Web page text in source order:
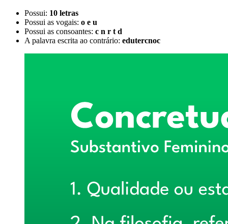
Possui: 10 letras
Possui as vogais: o e u
Possui as consoantes: c n r t d
A palavra escrita ao contrário: edutercnoc